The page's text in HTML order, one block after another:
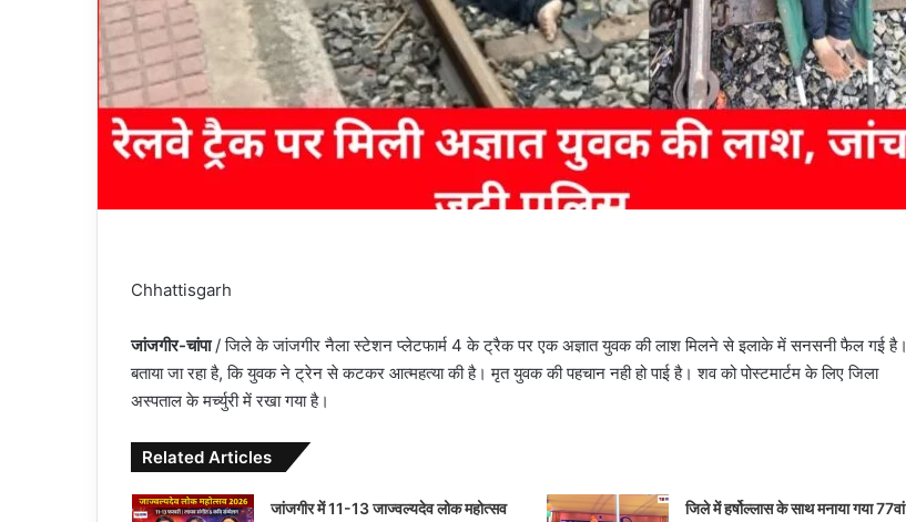
Chhattisgarh
जांजगीर-चांपा/ जिले के जांजगीर नैला स्टेशन प्लेटफार्म 4 के ट्रैक पर एक अज्ञात युवक की लाश मिलने से इलाके में सनसनी फैल गई है।
बताया जा रहा है, कि युवक ने ट्रेन से कटकर आत्महत्या की है। मृत युवक की पहचान नही हो पाई है। शव को पोस्टमार्टम के लिए जिला
अस्पताल के मर्च्युरी में रखा गया है।
Related Articles
जांजगीर में 11-13 जाज्वल्यदेव लोक महोत्सव
जिले में हर्षोल्लास के साथ मनाया गया 77वां